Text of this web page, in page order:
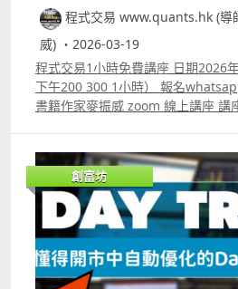
程式交易 www.quants.hk (導
威) ・2026-03-19
程式交易1小時免費講座 日期2026
下午200 300 1小時） 報名whatsapp69091306 主講 財經
書籍作家麥振威 zoom 線上講座 講
如何快速將pine script寫的交易策
何快速學懂用python寫運用排盤市
autotrade 6.期指盤路分析原理講
69091306 或電郵
創富坊